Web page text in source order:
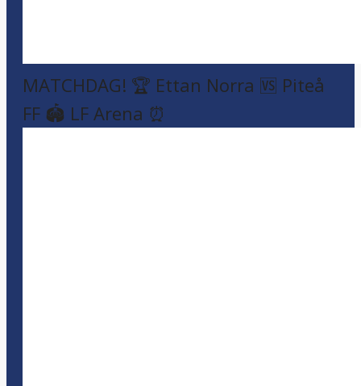
MATCHDAG! 🏆 Ettan Norra 🆚 Piteå
FF 🏟️ LF Arena ⏰